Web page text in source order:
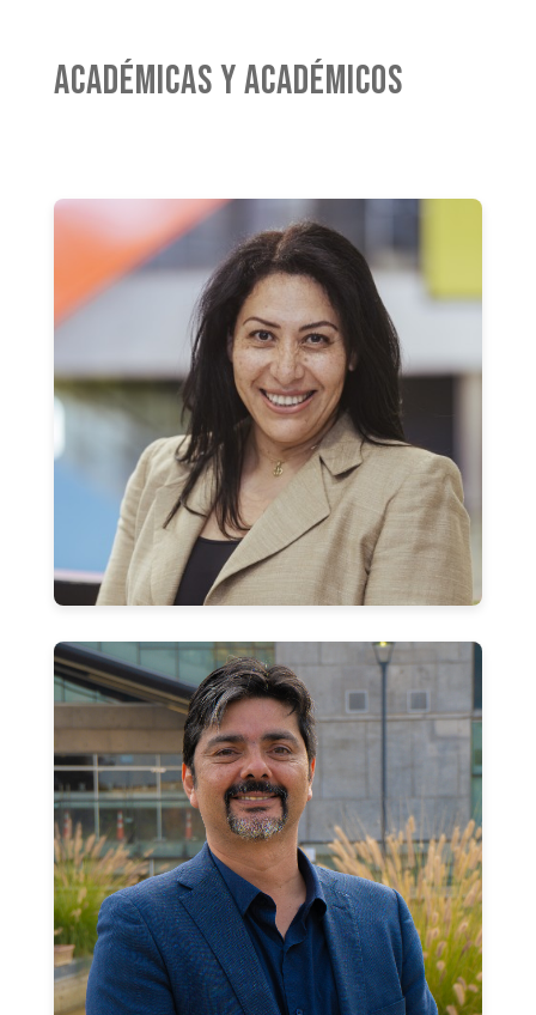
ACADÉMICAS Y ACADÉMICOS
Leticia Araya Ramírez
Profesora Asistente
Víctor Caro Castro
Jefe de Carrera Prosecución de Estudios